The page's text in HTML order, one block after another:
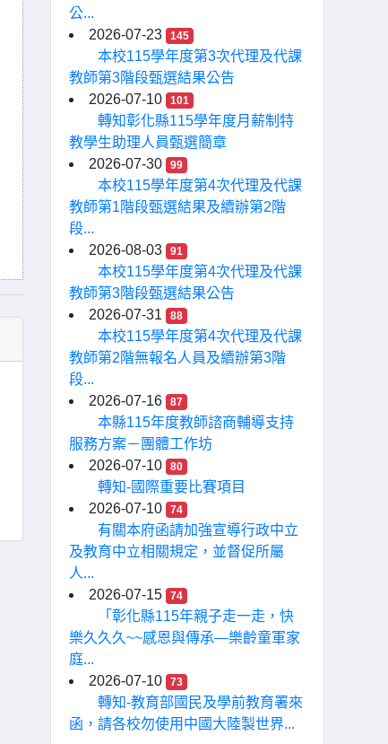
公...
2026-07-23
145
本校115學年度第3次代理及代課
教師第3階段甄選結果公告
2026-07-10
101
轉知彰化縣115學年度月薪制特
教學生助理人員甄選簡章
2026-07-30
99
本校115學年度第4次代理及代課
教師第1階段甄選結果及續辦第2階
段...
2026-08-03
91
本校115學年度第4次代理及代課
教師第3階段甄選結果公告
2026-07-31
88
本校115學年度第4次代理及代課
教師第2階無報名人員及續辦第3階
段...
2026-07-16
87
本縣115年度教師諮商輔導支持
服務方案－團體工作坊
2026-07-10
80
轉知-國際重要比賽項目
2026-07-10
74
有關本府函請加強宣導行政中立
及教育中立相關規定，並督促所屬
人...
2026-07-15
74
「彰化縣115年親子走一走，快
樂久久久~~感恩與傳承—樂齡童軍家
庭...
2026-07-10
73
轉知-教育部國民及學前教育署來
函，請各校勿使用中國大陸製世界...